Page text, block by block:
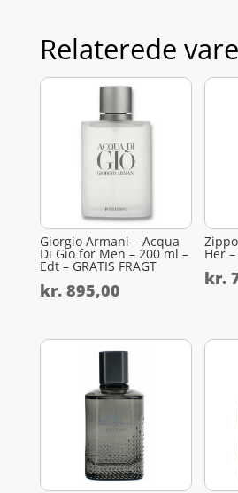
Relaterede
Giorgio Armani – Acqua
Di Gio for Men – 200 ml –
Edt – GRATIS FRAGT
kr.895,00
Her
kr.